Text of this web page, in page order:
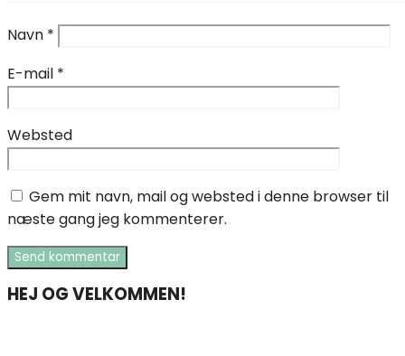
Navn *
E-mail *
Websted
Gem mit navn, mail og websted i denne browser til
næste gang jeg kommenterer.
HEJ OG VELKOMMEN!